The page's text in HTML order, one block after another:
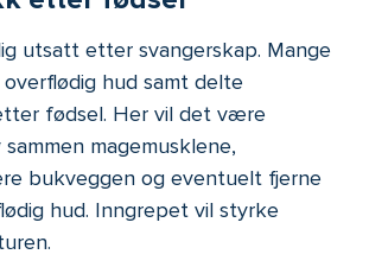
utsatt etter svangerskap. Mange
hud samt delte
fødsel. Her vil det være
magemusklene,
bukveggen og eventuelt fjerne
hud. Inngrepet vil styrke